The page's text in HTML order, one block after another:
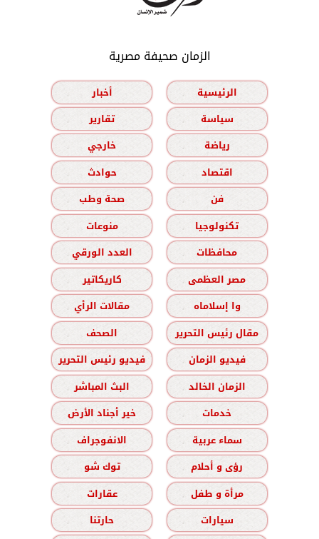
الزمان صحيفة مصرية
الرئيسية
أخبار
سياسة
تقارير
رياضة
خارجي
اقتصاد
حوادث
فن
صحة وطب
تكنولوجيا
منوعات
محافظات
العدد الورقي
مصر العظمى
كاريكاتير
وا إسلاماه
مقالات الرأي
مقال رئيس التحرير
الصحف
فيديو الزمان
فيديو رئيس التحرير
الزمان الخالد
البث المباشر
خدمات
خير أجناد الأرض
سماء عربية
الانفوجراف
رؤى و أحلام
توك شو
مرأة و طفل
عقارات
سيارات
حارتنا